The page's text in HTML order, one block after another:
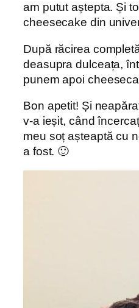
am putut aștepta. Și
cheesecake din
După răcirea
deasupra dulceața,
punem apoi
Bon apetit! Și
v-a ieșit, când
meu soț așteaptă cu
a fost. 🙂